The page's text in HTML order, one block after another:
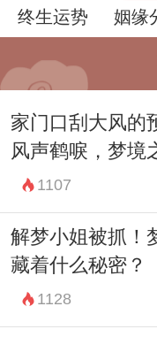
我认同和社会认
梦见脱发时，
的情感反应。
另一方面，梦见
关。在现代社会
力，如工作压
能会影响到个体
发可能是身心疲
境中的一种投射。
梦境中的符号往
终生运势 姻缘
家门口刮大风的
风声鹤唳，梦境
1107
解梦小姐被抓！
藏着什么秘密？
1128